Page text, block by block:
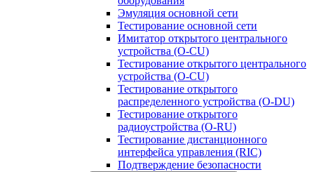
Эмуляция основной сети
Тестирование основной сети
Имитатор открытого центрального
устройства (O-CU)
Тестирование открытого центрального
устройства (O-CU)
Тестирование открытого
распределенного устройства (O-DU)
Тестирование открытого
радиоустройства (O-RU)
Тестирование дистанционного
интерфейса управления (RIC)
Подтверждение безопасности